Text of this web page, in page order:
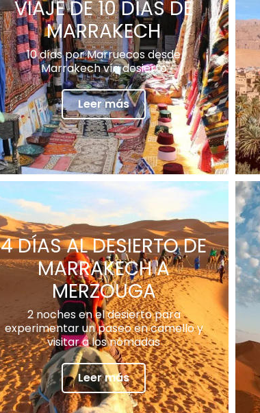
VIAJE DE 10 DÍAS DE
MARRAKECH
10 días por Marruecos desde
Marrakech vía desierto
Leer más
4 DÍAS AL DESIERTO DE
MARRAKECH A
MERZOUGA
2 noches en el desierto para
experimentar un paseo en camello y
visitar a los nómadas
Leer más